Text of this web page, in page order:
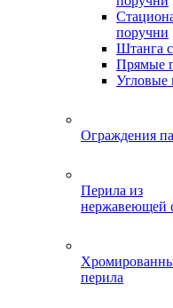
поручни
Штанга
Прямые
Угловые
Ограждения
Перила из
нержавеющей
перила